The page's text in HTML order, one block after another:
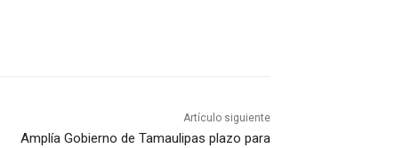
Artículo siguiente
Amplía Gobierno de Tamaulipas plazo para